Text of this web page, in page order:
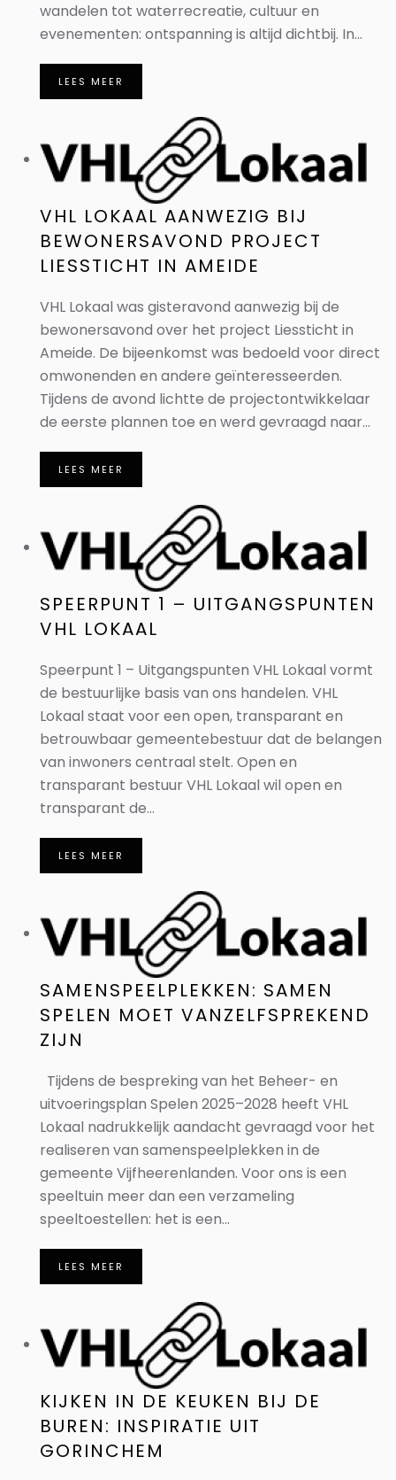
wandelen tot waterrecreatie, cultuur en
evenementen: ontspanning is altijd dichtbij. In...
LEES MEER
VHL LOKAAL AANWEZIG BIJ
BEWONERSAVOND PROJECT
LIESSTICHT IN AMEIDE
VHL Lokaal was gisteravond aanwezig bij de
bewonersavond over het project Liessticht in
Ameide. De bijeenkomst was bedoeld voor direct
omwonenden en andere geïnteresseerden.
Tijdens de avond lichtte de projectontwikkelaar
de eerste plannen toe en werd gevraagd naar...
LEES MEER
SPEERPUNT 1 – UITGANGSPUNTEN
VHL LOKAAL
Speerpunt 1 – Uitgangspunten VHL Lokaal vormt
de bestuurlijke basis van ons handelen. VHL
Lokaal staat voor een open, transparant en
betrouwbaar gemeentebestuur dat de belangen
van inwoners centraal stelt. Open en
transparant bestuur VHL Lokaal wil open en
transparant de...
LEES MEER
SAMENSPEELPLEKKEN: SAMEN
SPELEN MOET VANZELFSPREKEND
ZIJN
Tijdens de bespreking van het Beheer- en
uitvoeringsplan Spelen 2025–2028 heeft VHL
Lokaal nadrukkelijk aandacht gevraagd voor het
realiseren van samenspeelplekken in de
gemeente Vijfheerenlanden. Voor ons is een
speeltuin meer dan een verzameling
speeltoestellen: het is een...
LEES MEER
KIJKEN IN DE KEUKEN BIJ DE
BUREN: INSPIRATIE UIT
GORINCHEM